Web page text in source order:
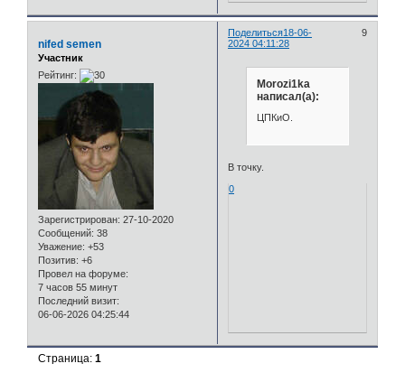
Поделиться 9
18-06-
2024 04:11:28
nifed semen
Участник
Рейтинг:
Зарегистрирован: 27-10-2020
Сообщений: 38
Уважение: +53
Позитив: +6
Провел на форуме:
7 часов 55 минут
Последний визит:
06-06-2026 04:25:44
Morozi1ka
написал(а):
ЦПКиО.
В точку.
0
Страница:1